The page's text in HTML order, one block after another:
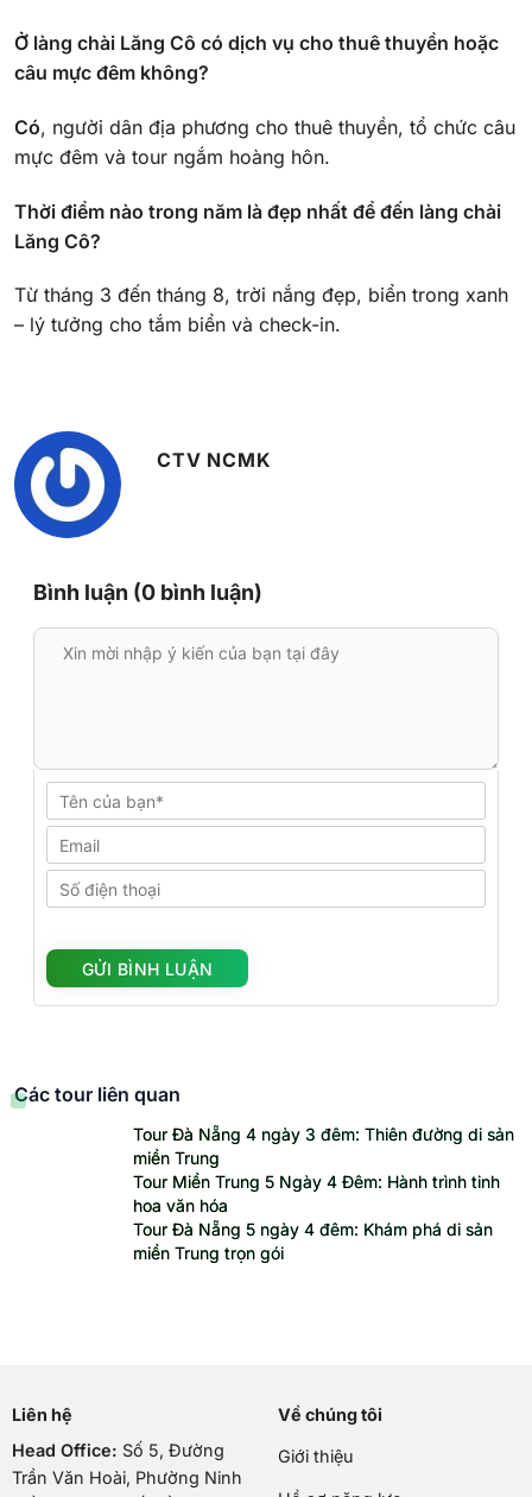
Ở làng chài Lăng Cô có dịch vụ cho thuê thuyền hoặc
câu mực đêm không?
Có, người dân địa phương cho thuê thuyền, tổ chức câu
mực đêm và tour ngắm hoàng hôn.
Thời điểm nào trong năm là đẹp nhất để đến làng chài
Lăng Cô?
Từ tháng 3 đến tháng 8, trời nắng đẹp, biển trong xanh
– lý tưởng cho tắm biển và check-in.
CTV NCMK
Bình luận (0 bình luận)
Các tour liên quan
Tour Đà Nẵng 4 ngày 3 đêm: Thiên đường di sản
miền Trung
Tour Miền Trung 5 Ngày 4 Đêm: Hành trình tinh
hoa văn hóa
Tour Đà Nẵng 5 ngày 4 đêm: Khám phá di sản
miền Trung trọn gói
Liên hệ
Head Office: Số 5, Đường
Trần Văn Hoài, Phường Ninh
Về chúng tôi
Giới thiệu